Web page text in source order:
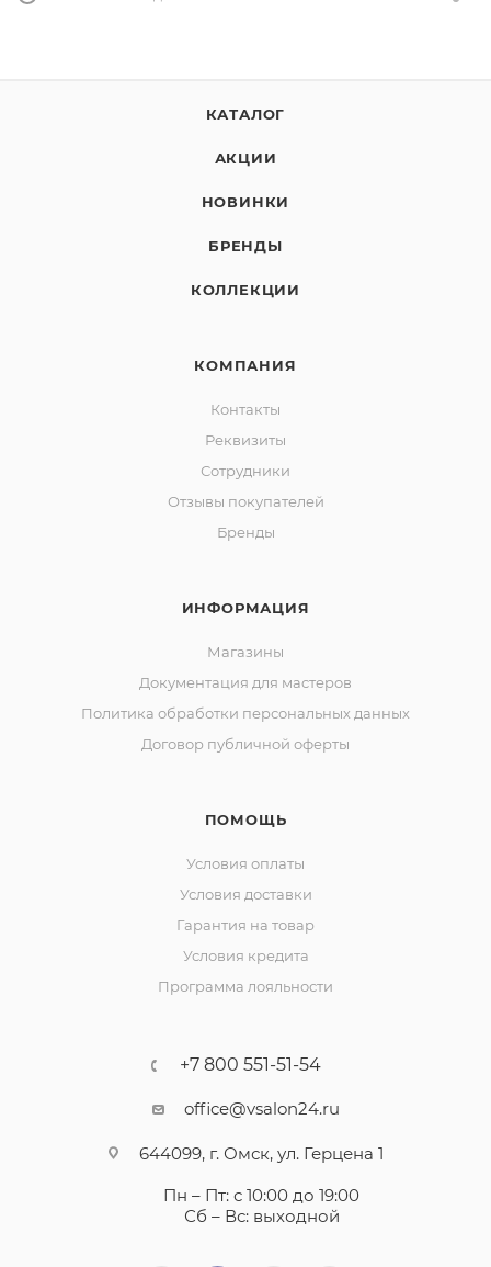
КАТАЛОГ
АКЦИИ
НОВИНКИ
БРЕНДЫ
КОЛЛЕКЦИИ
КОМПАНИЯ
Контакты
Реквизиты
Сотрудники
Отзывы покупателей
Бренды
ИНФОРМАЦИЯ
Магазины
Документация для мастеров
Политика обработки персональных данных
Договор публичной оферты
ПОМОЩЬ
Условия оплаты
Условия доставки
Гарантия на товар
Условия кредита
Программа лояльности
+7 800 551-51-54
office@vsalon24.ru
644099, г. Омск, ул. Герцена 1
Пн – Пт: с 10:00 до 19:00
Сб – Вс: выходной